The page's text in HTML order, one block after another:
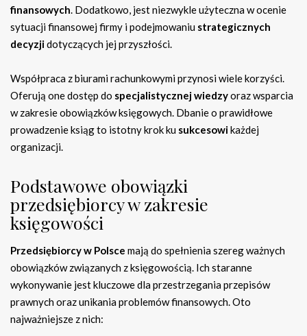
finansowych. Dodatkowo, jest niezwykle użyteczna w ocenie
sytuacji finansowej firmy i podejmowaniu strategicznych
decyzjidotyczących jej przyszłości.
Współpraca z biurami rachunkowymi przynosi wiele korzyści.
Oferują one dostęp do specjalistycznej wiedzyoraz wsparcia
w zakresie obowiązków księgowych. Dbanie o prawidłowe
prowadzenie ksiąg to istotny krok ku sukcesowikażdej
organizacji.
Podstawowe obowiązki
przedsiębiorcy w zakresie
księgowości
Przedsiębiorcy w Polsce mają do spełnienia szereg ważnych
obowiązków związanych z księgowością. Ich staranne
wykonywanie jest kluczowe dla przestrzegania przepisów
prawnych oraz unikania problemów finansowych. Oto
najważniejsze z nich: